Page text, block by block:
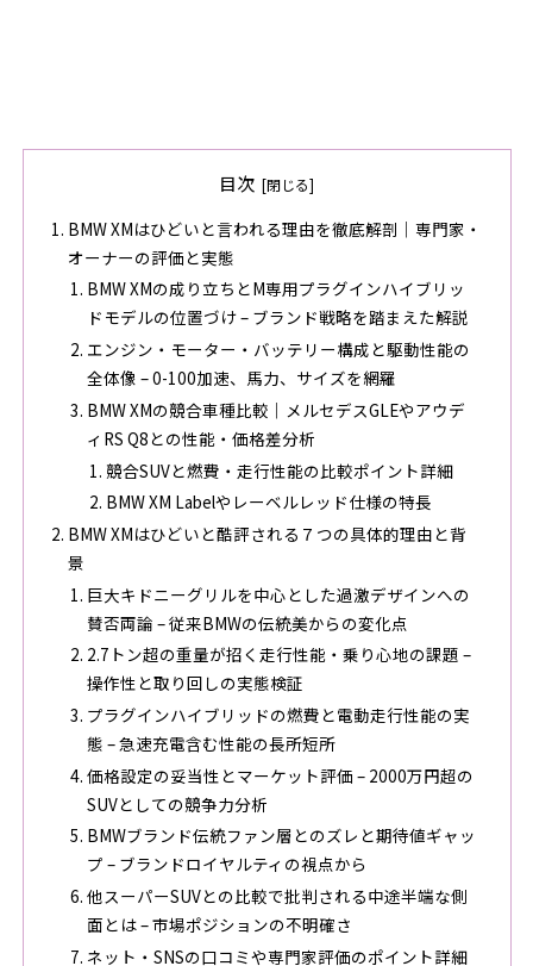
目次
BMW XMはひどいと言われる理由を徹底解剖｜専門家・
オーナーの評価と実態
BMW XMの成り立ちとM専用プラグインハイブリッ
ドモデルの位置づけ – ブランド戦略を踏まえた解説
エンジン・モーター・バッテリー構成と駆動性能の
全体像 – 0-100加速、馬力、サイズを網羅
BMW XMの競合車種比較｜メルセデスGLEやアウデ
ィRS Q8との性能・価格差分析
競合SUVと燃費・走行性能の比較ポイント詳細
BMW XM Labelやレーベルレッド仕様の特長
BMW XMはひどいと酷評される７つの具体的理由と背
景
巨大キドニーグリルを中心とした過激デザインへの
賛否両論 – 従来BMWの伝統美からの変化点
2.7トン超の重量が招く走行性能・乗り心地の課題 –
操作性と取り回しの実態検証
プラグインハイブリッドの燃費と電動走行性能の実
態 – 急速充電含む性能の長所短所
価格設定の妥当性とマーケット評価 – 2000万円超の
SUVとしての競争力分析
BMWブランド伝統ファン層とのズレと期待値ギャッ
プ – ブランドロイヤルティの視点から
他スーパーSUVとの比較で批判される中途半端な側
面とは – 市場ポジションの不明確さ
ネット・SNSの口コミや専門家評価のポイント詳細